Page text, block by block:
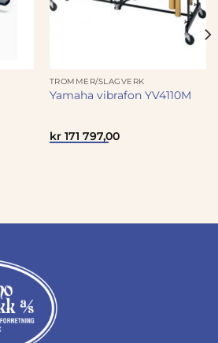
TROMMER/SLAGVERK
Yamaha vibrafon YV4110M
kr171 797,00